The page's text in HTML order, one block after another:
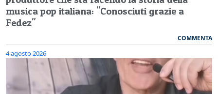
musica pop italiana: "Conosciuti grazie a
Fedez"
COMMENTA
4 agosto 2026